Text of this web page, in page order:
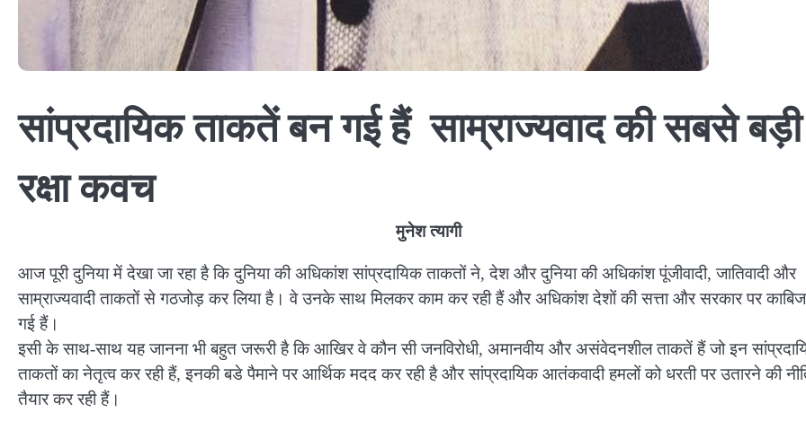
सांप्रदायिक ताकतें बन गई हैं साम्राज्यवाद की सबसे बड़ी
रक्षा कवच­
मुनेश त्यागी
आज पूरी दुनिया में देखा जा रहा है कि दुनिया की अधिकांश सांप्रदायिक ताकतों ने, देश और दुनिया की अधिकांश पूंजीवादी, जातिवादी और
साम्राज्यवादी ताकतों से गठजोड़ कर लिया है। वे उनके साथ मिलकर काम कर रही हैं और अधिकांश देशों की सत्ता और सरकार पर काबिज
गई हैं।
इसी के साथ-साथ यह जानना भी बहुत जरूरी है कि आखिर वे कौन सी जनविरोधी, अमानवीय और असंवेदनशील ताकतें हैं जो इन
ताकतों का नेतृत्व कर रही हैं, इनकी बडे पैमाने पर आर्थिक मदद कर रही है और सांप्रदायिक आतंकवादी हमलों को धरती पर उतारने की
तैयार कर रही हैं।